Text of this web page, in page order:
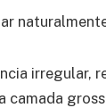
irregular,
camada